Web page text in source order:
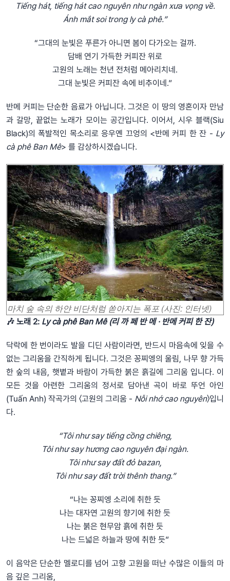
Tiếng hát, tiếng hát cao nguyên như ngàn xưa vọng về.
Ánh mắt soi trong ly cà phê.”
“그대의 눈빛은 푸른가 아니면 봄이 다가오는 걸까.
담배 연기 가득한 커피잔 위로
고원의 노래는 천년 전처럼 메아리치네.
그대 눈빛은 커피잔 속에 비추이네.”
반메 커피는 단순한 음료가 아닙니다. 그것은 이 땅의 영혼이자 만남
과 갈망, 끝없는 노래가 모이는 공간입니다. 이어서, 시우 블랙(Siu
Black)의 폭발적인 목소리로 응우옌 끄엉의 <반메 커피 한 잔 - Ly
cà phê Ban Mê> 를 감상하시겠습니다.
마치 숲 속의 하얀 비단처럼 쏟아지는 폭포 (사진: 인터넷)
🎶 노래 2: Ly cà phê Ban Mê (리 까 페 반 메 · 반메 커피 한 잔)
닥락에 한 번이라도 발을 디딘 사람이라면, 반드시 마음속에 잊을 수
없는 그리움을 간직하게 됩니다. 그것은 꽁찌엥의 울림, 나무 향 가득
한 숲의 내음, 햇볕과 바람이 가득한 붉은 흙길에 그리움 입니다. 이
모든 것을 아련한 그리움의 정서로 담아낸 곡이 바로 뚜언 아인
(Tuấn Anh) 작곡가의 〈고원의 그리움 - Nỗi nhớ cao nguyên〉입니
다.
“Tôi như say tiếng cồng chiêng,
Tôi như say hương cao nguyên đại ngàn.
Tôi như say đất đỏ bazan,
Tôi như say đất trời thênh thang.”
“나는 꽁찌엥 소리에 취한 듯
나는 대자연 고원의 향기에 취한 듯
나는 붉은 현무암 흙에 취한 듯
나는 드넓은 하늘과 땅에 취한 듯”
이 음악은 단순한 멜로디를 넘어 고향 고원을 떠난 수많은 이들의 마
음 깊은 그리움,